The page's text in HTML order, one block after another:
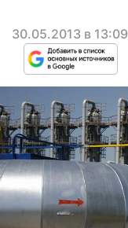
30.05.2013 в 13:09